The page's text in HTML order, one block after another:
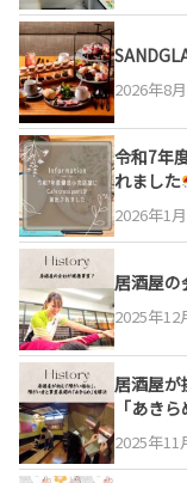
2026年8
令和7年
れました
2026年1
居酒屋の
2025年12
居酒屋
「あき
2025年11